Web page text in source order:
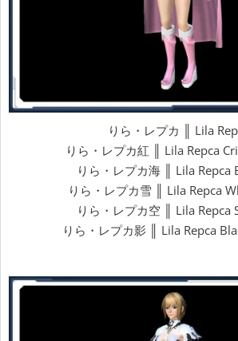
りら・レプカ ║ Lila
りら・レプカ紅 ║ Lila Repca
りら・レプカ海 ║ Lila Repca
りら・レプカ雪 ║ Lila Repca
りら・レプカ空 ║ Lila Repca
りら・レプカ影 ║ Lila Repca